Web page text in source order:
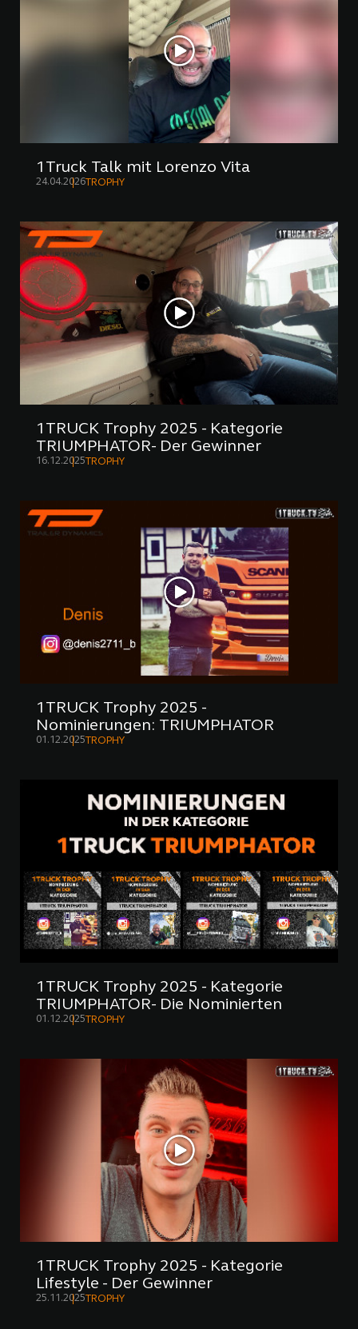
1Truck Talk mit Lorenzo Vita
24.04.2026 TROPHY
1TRUCK Trophy 2025 - Kategorie
TRIUMPHATOR- Der Gewinner
16.12.2025 TROPHY
1TRUCK Trophy 2025 -
Nominierungen: TRIUMPHATOR
01.12.2025 TROPHY
1TRUCK Trophy 2025 - Kategorie
TRIUMPHATOR- Die Nominierten
01.12.2025TROPHY
1TRUCK Trophy 2025 - Kategorie
Lifestyle - Der Gewinner
25.11.2025TROPHY